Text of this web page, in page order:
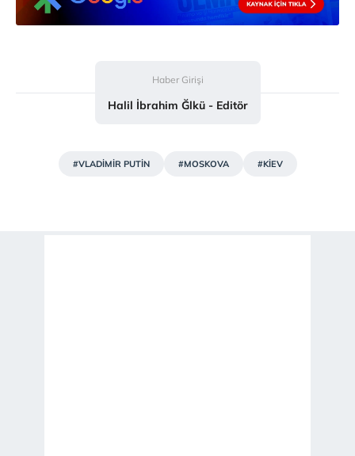
Haber Girişi
Halil İbrahim Ğlkü - Editör
#VLADİMİR PUTİN #MOSKOVA #KİEV